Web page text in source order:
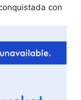
con